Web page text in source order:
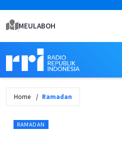
MEULABOH
Home Ramadan
RAMADAN